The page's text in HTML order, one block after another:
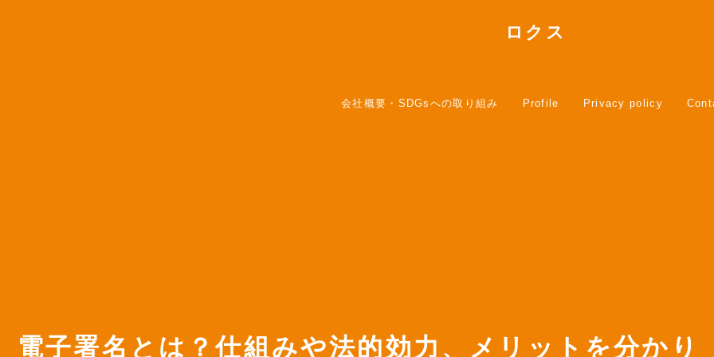
ロクス
会社概要・SDGsへの取り組み Profile Privacy policy
電子署名とは？仕組みや法的効力、メリットを分かり